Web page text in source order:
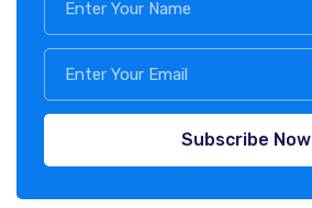
Subscribe Now